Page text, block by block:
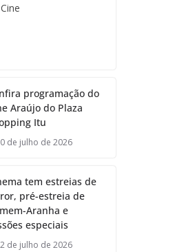
programação do
Araújo do Plaza
Itu
de julho de 2026
tem estreias de
pré-estreia de
Aranha e
especiais
de julho de 2026